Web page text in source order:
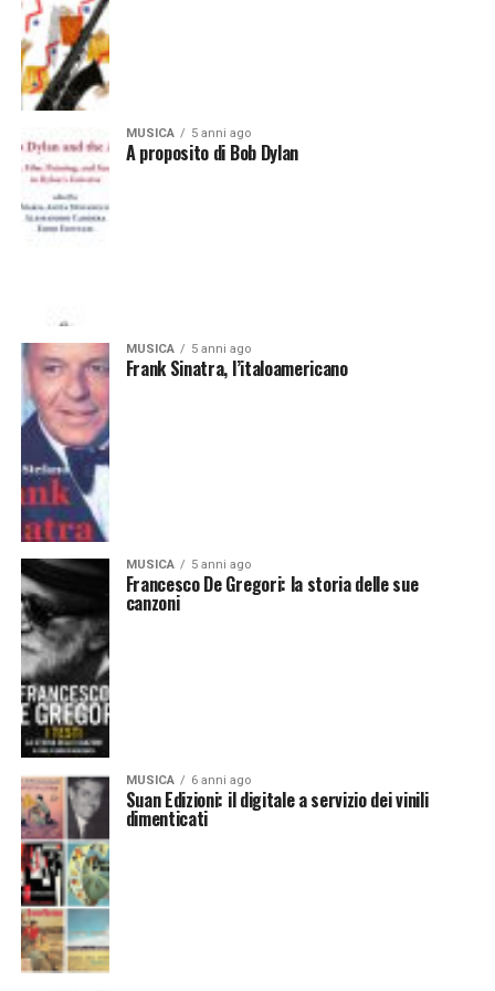
MUSICA 5 anni ago
A proposito di Bob Dylan
MUSICA 5 anni ago
Frank Sinatra, l’italoamericano
MUSICA 5 anni ago
Francesco De Gregori: la storia delle sue
canzoni
MUSICA 6 anni ago
Suan Edizioni: il digitale a servizio dei vinili
dimenticati